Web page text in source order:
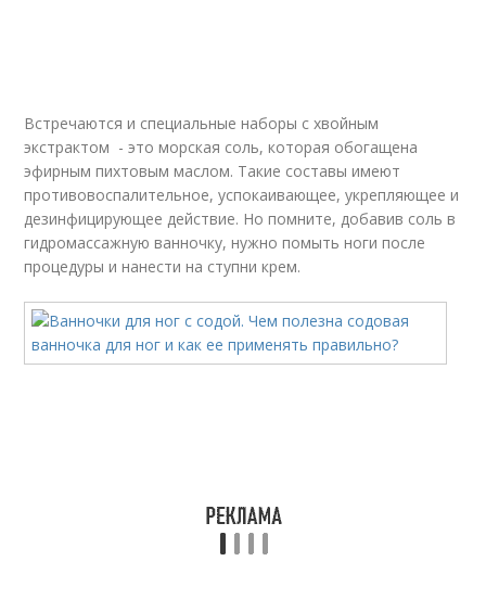
Встречаются и специальные наборы с хвойным
экстрактом - это морская соль, которая обогащена
эфирным пихтовым маслом. Такие составы имеют
противовоспалительное, успокаивающее, укрепляющее и
дезинфицирующее действие. Но помните, добавив соль в
гидромассажную ванночку, нужно помыть ноги после
процедуры и нанести на ступни крем.